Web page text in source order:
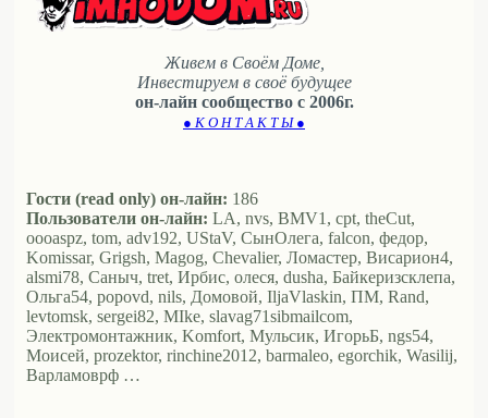
Живем в Своём Доме,
Инвестируем в своё будущее
он-лайн сообщество с 2006г.
● К О Н Т А К Т Ы ●
Гости (read only) он-лайн: 186
Пользователи он-лайн: LA, nvs, BMV1, cpt, theCut,
oooaspz, tom, adv192, UStaV, СынОлега, falcon, федор,
Komissar, Grigsh, Magog, Chevalier, Ломастер, Висариoн4,
alsmi78, Саныч, tret, Ирбис, олеся, dusha, Байкеризсклепа,
Ольга54, popovd, nils, Домовой, IljaVlaskin, ПМ, Rand,
levtomsk, sergei82, MIke, slavag71sibmailcom,
Электромонтажник, Komfort, Мульсик, ИгорьБ, ngs54,
Моисей, prozektor, rinchine2012, barmaleo, egorchik, Wasilij,
Варламоврф …